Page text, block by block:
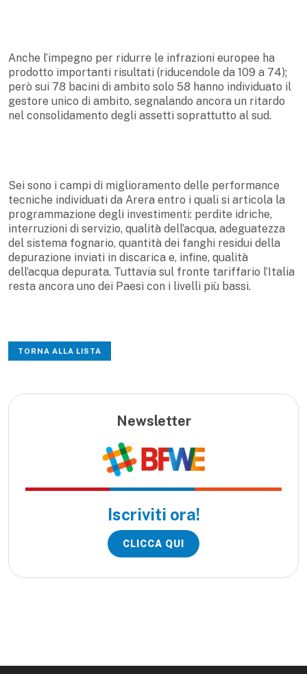
Anche l’impegno per ridurre le infrazioni europee ha
prodotto importanti risultati (riducendole da 109 a 74);
però sui 78 bacini di ambito solo 58 hanno individuato il
gestore unico di ambito, segnalando ancora un ritardo
nel consolidamento degli assetti soprattutto al sud.
Sei sono i campi di miglioramento delle performance
tecniche individuati da Arera entro i quali si articola la
programmazione degli investimenti: perdite idriche,
interruzioni di servizio, qualità dell’acqua, adeguatezza
del sistema fognario, quantità dei fanghi residui della
depurazione inviati in discarica e, infine, qualità
dell’acqua depurata. Tuttavia sul fronte tariffario l’Italia
resta ancora uno dei Paesi con i livelli più bassi.
TORNA ALLA LISTA
Newsletter
Iscriviti ora!
CLICCA QUI